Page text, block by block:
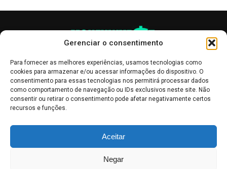
Gerenciar o consentimento
Para fornecer as melhores experiências, usamos tecnologias como
cookies para armazenar e/ou acessar informações do dispositivo. O
consentimento para essas tecnologias nos permitirá processar dados
como comportamento de navegação ou IDs exclusivos neste site. Não
consentir ou retirar o consentimento pode afetar negativamente certos
recursos e funções.
Aceitar
Negar
informativo, servindo como boletins de divulgação, e não devem ser
interpretadas como recomendações de investimento.Leia mais
Bolsa de Valores